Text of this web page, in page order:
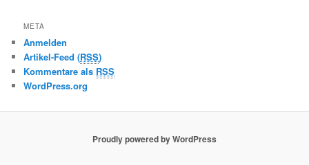
META
Anmelden
Artikel-Feed (RSS)
Kommentare als RSS
WordPress.org
Proudly powered by WordPress